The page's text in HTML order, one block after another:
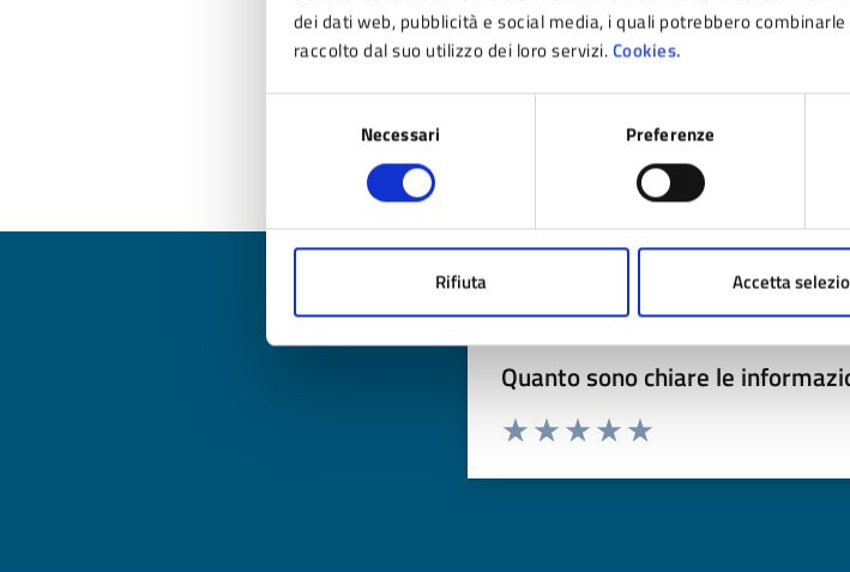
dei dati web, pubblicità e social media, i quali potrebbero
raccolto dal suo utilizzo dei loro servizi.Cookies.
Necessari Preferenze
Rifiuta Accetta
Scheda informativa TARI
Ultimo aggiornamento: 14/10/
Quanto sono chiare le
Valuta da 1 a 5 stelle la pagina